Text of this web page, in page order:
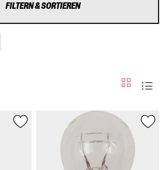
FILTERN & SORTIEREN